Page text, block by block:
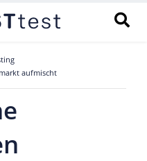
aufmischt